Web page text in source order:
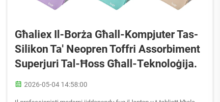
Għaliex Il-Borża Għall-Kompjuter Tas-
Silikon Ta' Neopren Toffri Assorbiment
Superjuri Tal-Ħoss Għall-Teknoloġija.
2026-05-04 14:58:00